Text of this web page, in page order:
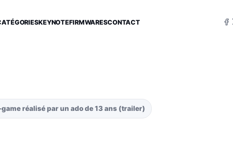
KEYNOTEFIRMWARESCONTACT
réalisé par un ado de 13 ans (trailer)